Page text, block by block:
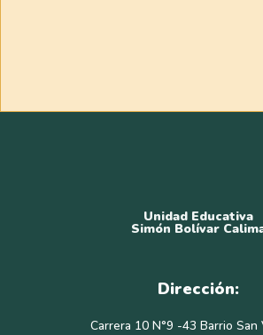
Unidad Educativa
Simón Bolívar
Dirección:
Carrera 10 N°9 -43 Barrio San